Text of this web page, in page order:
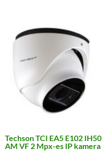
Techson TCI EA5 E102 IH50
AM VF 2 Mpx-es IP kamera